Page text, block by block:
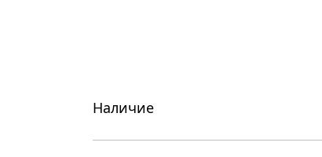
Наличие